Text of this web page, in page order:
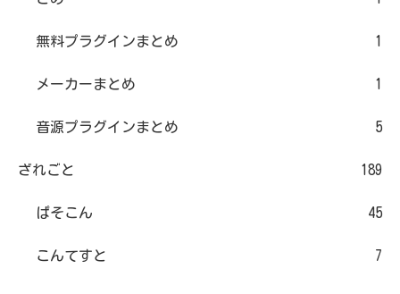
無料プラグインまとめ 1
メーカーまとめ 1
音源プラグインまとめ 5
ざれごと 189
ぱそこん 45
こんてすと 7